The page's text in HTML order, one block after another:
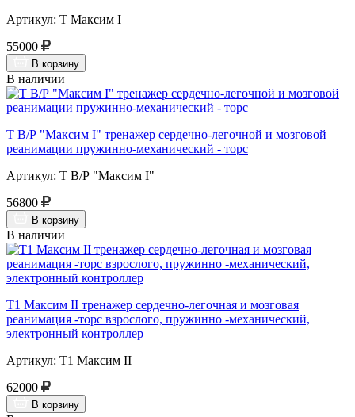
Артикул: Т Максим I
55000
В корзину
В наличии
Т В/Р "Максим I" тренажер сердечно-легочной и мозговой
реанимации пружинно-механический - торс
Артикул: Т В/Р "Максим I"
56800
В корзину
В наличии
Т1 Максим II тренажер сердечно-легочная и мозговая
реанимация -торс взрослого, пружинно -механический,
электронный контроллер
Артикул: Т1 Максим II
62000
В корзину